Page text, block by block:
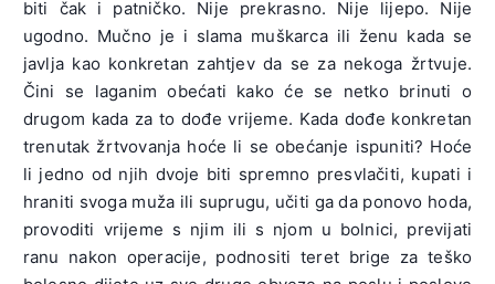
biti čak i patničko. Nije prekrasno. Nije lijepo. Nije
ugodno. Mučno je i slama muškarca ili ženu kada se
javlja kao konkretan zahtjev da se za nekoga žrtvuje.
Čini se laganim obećati kako će se netko brinuti o
drugom kada za to dođe vrijeme. Kada dođe konkretan
trenutak žrtvovanja hoće li se obećanje ispuniti? Hoće
li jedno od njih dvoje biti spremno presvlačiti, kupati i
hraniti svoga muža ili suprugu, učiti ga da ponovo hoda,
provoditi vrijeme s njim ili s njom u bolnici, previjati
ranu nakon operacije, podnositi teret brige za teško